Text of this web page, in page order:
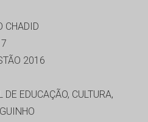
CHADID
2016
EDUCAÇÃO, CULTURA,